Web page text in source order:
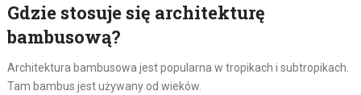
Gdzie stosuje się architekturę
bambusową?
Architektura bambusowa jest popularna w tropikach i subtropikach.
Tam bambus jest używany od wieków.